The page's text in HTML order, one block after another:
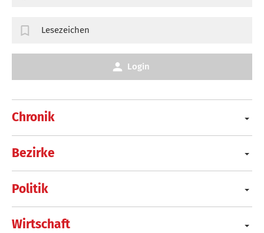
Chronik
Bezirke
Politik
Wirtschaft
Lesezeichen
Login